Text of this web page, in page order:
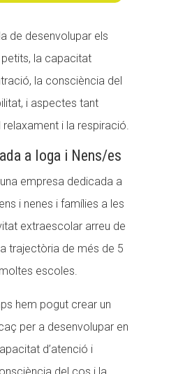
de desenvolupar els
la capacitat
la consciència del
i aspectes tant
i la respiració.
a Ioga i Nens/es
empresa dedicada a
i nenes i famílies a les
extraescolar arreu de
trajectòria de més de 5
escoles.
hem pogut crear un
per a desenvolupar en
d’atenció i
ESPLAIS
SECTOR